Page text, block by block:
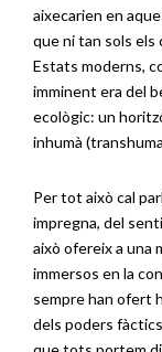
aixecarien en
que ni tan sols els
Estats moderns,
imminent era del
ecològic: un
inhumà
Per tot això cal
impregna, del
això ofereix a una
immersos en la
sempre han ofert
dels poders